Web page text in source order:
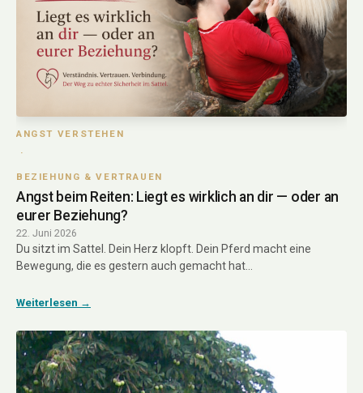
ANGST VERSTEHEN
·
BEZIEHUNG & VERTRAUEN
Angst beim Reiten: Liegt es wirklich an dir — oder an
eurer Beziehung?
22. Juni 2026
Du sitzt im Sattel. Dein Herz klopft. Dein Pferd macht eine
Bewegung, die es gestern auch gemacht hat…
Weiterlesen →